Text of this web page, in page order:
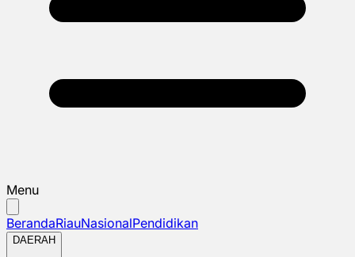
Menu
BerandaRiauNasionalPendidikan
DAERAH